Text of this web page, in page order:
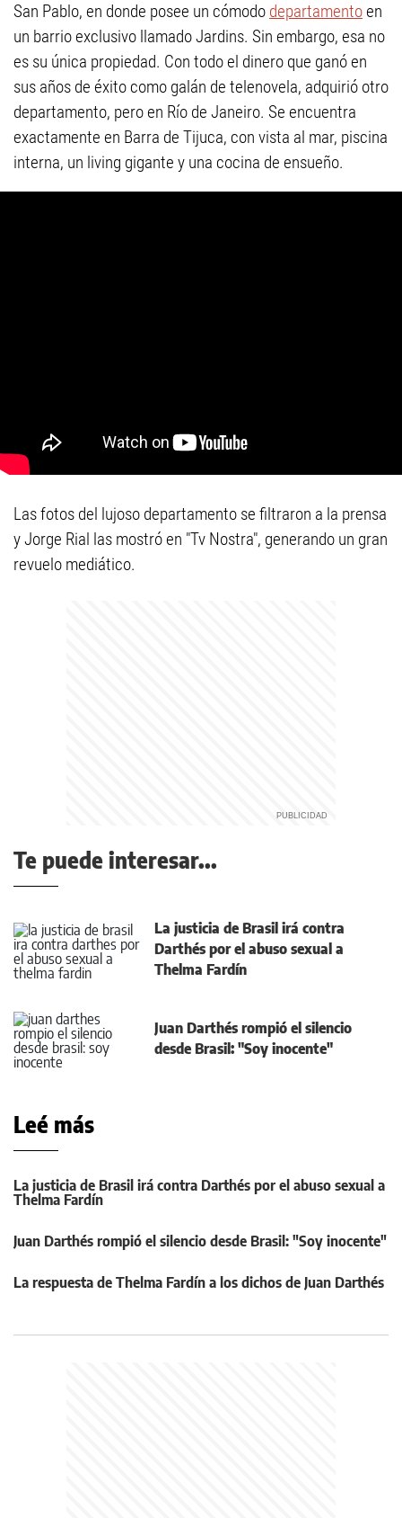
San Pablo, en donde posee un cómodo departamentoen
un barrio exclusivo llamado Jardins. Sin embargo, esa no
es su única propiedad. Con todo el dinero que ganó en
sus años de éxito como galán de telenovela, adquirió otro
departamento, pero en Río de Janeiro. Se encuentra
exactamente en Barra de Tijuca, con vista al mar, piscina
interna, un living gigante y una cocina de ensueño.
Las fotos del lujoso departamento se filtraron a la prensa
y Jorge Rial las mostró en "Tv Nostra", generando un gran
revuelo mediático.
Te puede interesar...
La justicia de Brasil irá contra
Darthés por el abuso sexual a
Thelma Fardín
Juan Darthés rompió el silencio
desde Brasil: "Soy inocente"
Leé más
La justicia de Brasil irá contra Darthés por el abuso sexual a
Thelma Fardín
Juan Darthés rompió el silencio desde Brasil: "Soy inocente"
La respuesta de Thelma Fardín a los dichos de Juan Darthés